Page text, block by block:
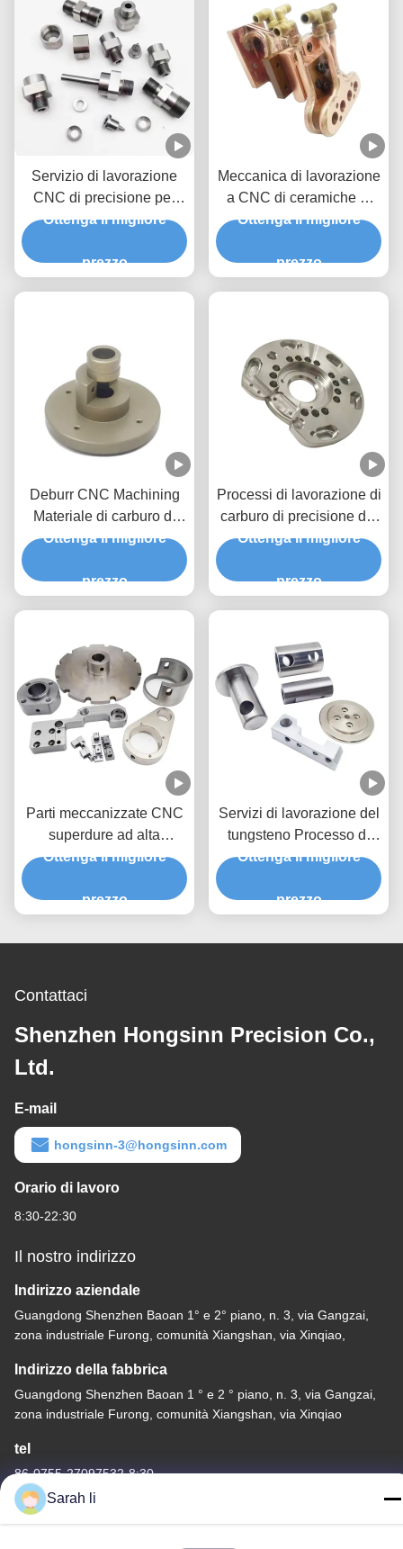
Servizio di lavorazione
CNC di precisione per
l'acciaio al carburo e
Ottenga il migliore
prezzo
Meccanica di lavorazione
a CNC di ceramiche al
carburo di silicio
Ottenga il migliore
prezzo
Deburr CNC Machining
Materiale di carburo di
tungsteno cementato
Ottenga il migliore
prezzo
Processi di lavorazione di
carburo di precisione dei
componenti di taglio del
Ottenga il migliore
prezzo
Parti meccanizzate CNC
superdure ad alta
precisione con
delle attrezzature
Ottenga il migliore
prezzo
Servizi di lavorazione del
tungsteno Processo di
lavorazione del carburo
Ottenga il migliore
prezzo
Contattaci
Shenzhen Hongsinn Precision Co.,
Ltd.
E-mail
hongsinn-3@hongsinn.com
Orario di lavoro
8:30-22:30
Il nostro indirizzo
Indirizzo aziendale
Guangdong Shenzhen Baoan 1° e 2° piano, n. 3, via Gangzai,
zona industriale Furong, comunità Xiangshan, via Xinqiao,
Indirizzo della fabbrica
Guangdong Shenzhen Baoan 1 ° e 2 ° piano, n. 3, via Gangzai,
zona industriale Furong, comunità Xiangshan, via Xinqiao
tel
86-0755-27097532-8:30
Sarah li